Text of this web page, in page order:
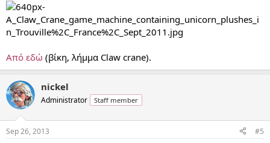
Από εδώ (βίκη, λήμμα Claw crane).
nickel
Administrator Staff member
Sep 26, 2013 #5